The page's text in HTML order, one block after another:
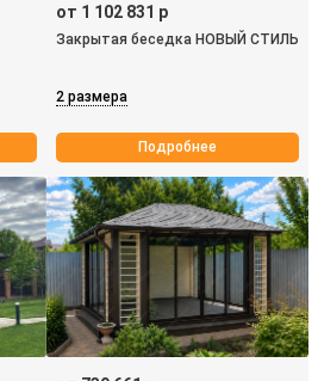
от 1 102 831 р
Закрытая беседка НОВЫЙ СТИЛЬ
2 размера
Подробнее